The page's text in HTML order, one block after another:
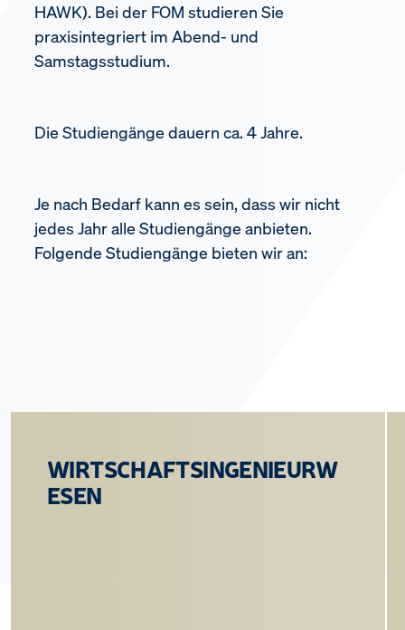
HAWK). Bei der FOM studieren Sie
praxisintegriert im Abend- und
Samstagsstudium.
Die Studiengänge dauern ca. 4 Jahre.
Je nach Bedarf kann es sein, dass wir nicht
jedes Jahr alle Studiengänge anbieten.
Folgende Studiengänge bieten wir an:
WIRTSCHAFTSINGENIEURW
ESEN